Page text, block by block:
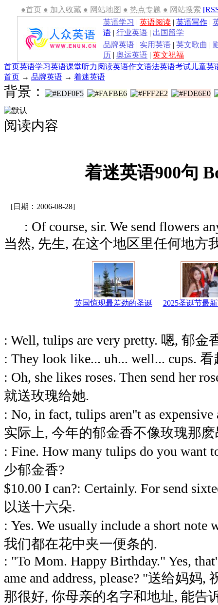
●首页 ● 加入收藏 ● 网站地图 ● 热点专题 ● 网站搜索
英语学习 | 英语阅读 | 英语写作 |
语 | 行业英语 | 出国留学
品牌英语 | 实用英语 | 英文歌曲 |
历 | 奥运英语 | 英文祝福
首页英语学习英语课堂听力阅读英语作文语法英语考试 儿童英
首页 → 品牌英语 → 着迷英语
背景：
阅读内容
着迷英语900句
[日期：2006-08-28]
: Of course, sir. We send flowers
当然, 先生, 在这个地区里任何地方
英国惊现最差劲的圣诞 2025圣诞节最
: Well, tulips are very pretty. 嗯, 郁金
: They look like... uh... well... cups.
: Oh, she likes roses. Then send her
就送玫瑰给她.
: No, in fact, tulips aren''t as expensive
实际上, 今年的郁金香不像玫瑰那
: Fine. How many tulips do you want
少郁金香?
$10.00 I can?: Certainly. For send
以送十六朵.
: Yes. We usually include a short note
我们都在花中夹一便条的.
: "To Mom. Happy Birthday." Yes,
ame and address, please? "送给妈妈
那很好, 你母亲的名字和地址, 能告